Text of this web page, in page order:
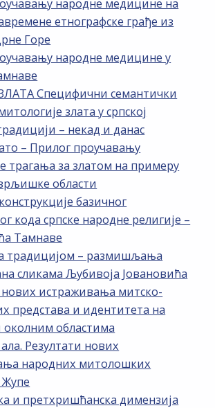
народне медицине на
етнографске грађе из
Горе
народне медицине у
Специфични семантички
злата у српској
– некад и данас
– Прилог проучавању
трагања за златом на примеру
области
базичног
кода српске народне религије –
Тамнаве
традицијом – размишљања
сликама Љубивоја Јовановића
нових истраживања митско-
представа и идентитета на
областима
Резултати нових
народних митолошких
Жупе
и претхришћанска димензија